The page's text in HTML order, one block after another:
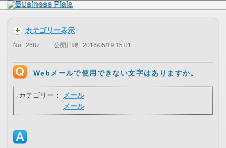
カテゴリー表示
No : 2687 公開日時 : 2016/05/19 15:01
Webメールで使用できない文字はありますか。
カテゴリー：
メール
メール